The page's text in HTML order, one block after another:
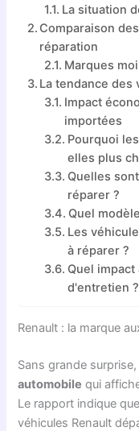
La situation
Comparaison
réparation
Marques
La tendance
Impact
importées
Pourquoi
elles plus
Quelles
réparer ?
Quel
Les
à réparer ?
Quel
d'entretien ?
Renault : la marque
Sans grande
automobile qui
Le rapport indique
véhicules Renault